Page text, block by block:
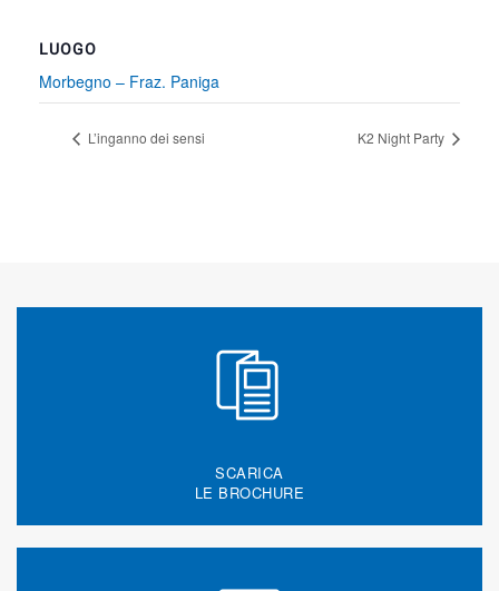
LUOGO
Morbegno – Fraz. Paniga
L’inganno dei sensi K2 Night Party
SCARICA
LE BROCHURE